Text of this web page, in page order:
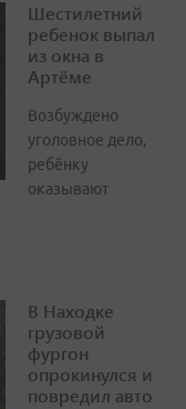
Шестилетний
ребенок выпал
из окна в
Артёме
Возбуждено
уголовное дело,
ребёнку
оказывают
В Находке
грузовой
фургон
опрокинулся и
повредил авто